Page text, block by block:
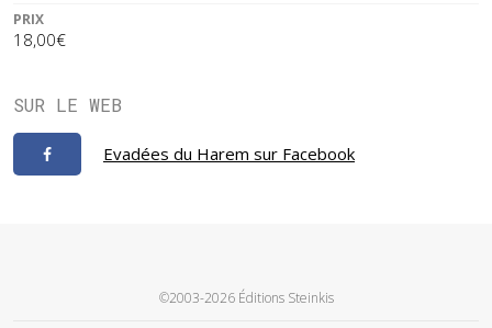
PRIX
18,00€
SUR LE WEB
Evadées du Harem sur Facebook
©2003-2026 Éditions Steinkis